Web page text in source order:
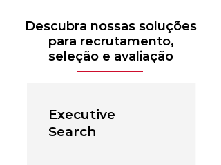
Descubra nossas soluções
para recrutamento,
seleção e avaliação
Executive
Search